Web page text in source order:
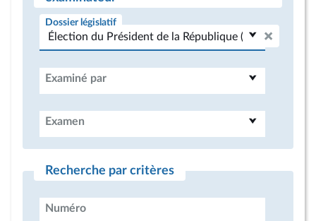
Dossier législatif
Examiné par
Examen
Recherche par critères
Numéro